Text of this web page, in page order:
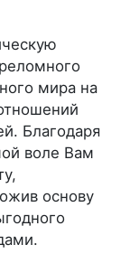
мира на
Благодаря
воле Вам
основу